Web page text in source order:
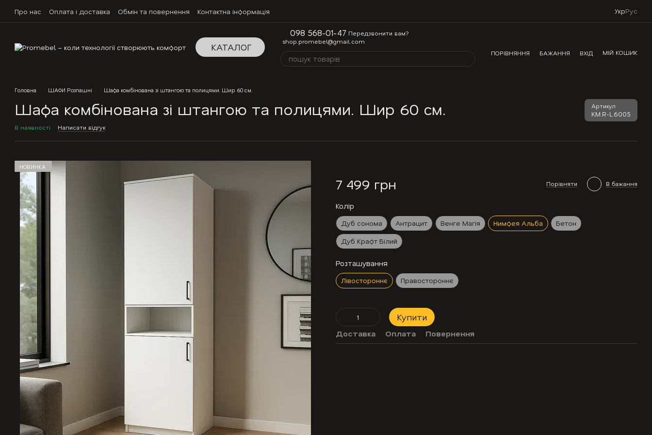
Про нас Оплата і доставка Обмін та повернення Контактна інформація УкрРус
КАТАЛОГ
098 568-01-47 Передзвонити вам?
shop.promebel@gmail.com
ПОРІВНЯННЯ
БАЖАННЯ ВХІД МІЙ КОШИК
Головна ШАФИ Розпашні Шафа комбінована зі штангою та полицями. Шир 60 см.
Шафа комбінована зі штангою та полицями. Шир 60 см. Артикул
KM.R-L.6005
В наявності Написати відгук
НОВИНКА
7 499 грн Порівняти В бажання
Колір
Дуб сонома Антрацит Венге Магія Нимфея Альба
Бетон
Дуб Крафт Білий
Розташування
Лівостороннє Правостороннє
Купити
Доставка Оплата Повернення